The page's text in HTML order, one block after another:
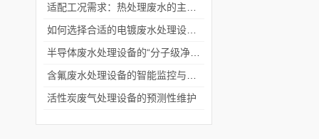
活性炭废气处理设备的预测性维护